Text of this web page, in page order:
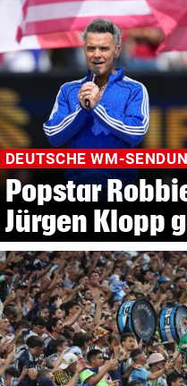
DEUTSCHE WM-
Popstar
Jürgen Klopp